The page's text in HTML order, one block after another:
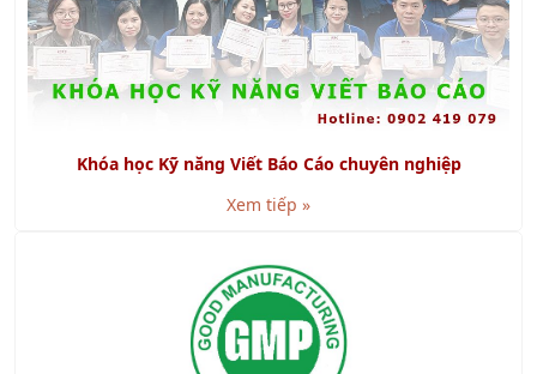
Khóa học Kỹ năng Viết Báo Cáo chuyên nghiệp